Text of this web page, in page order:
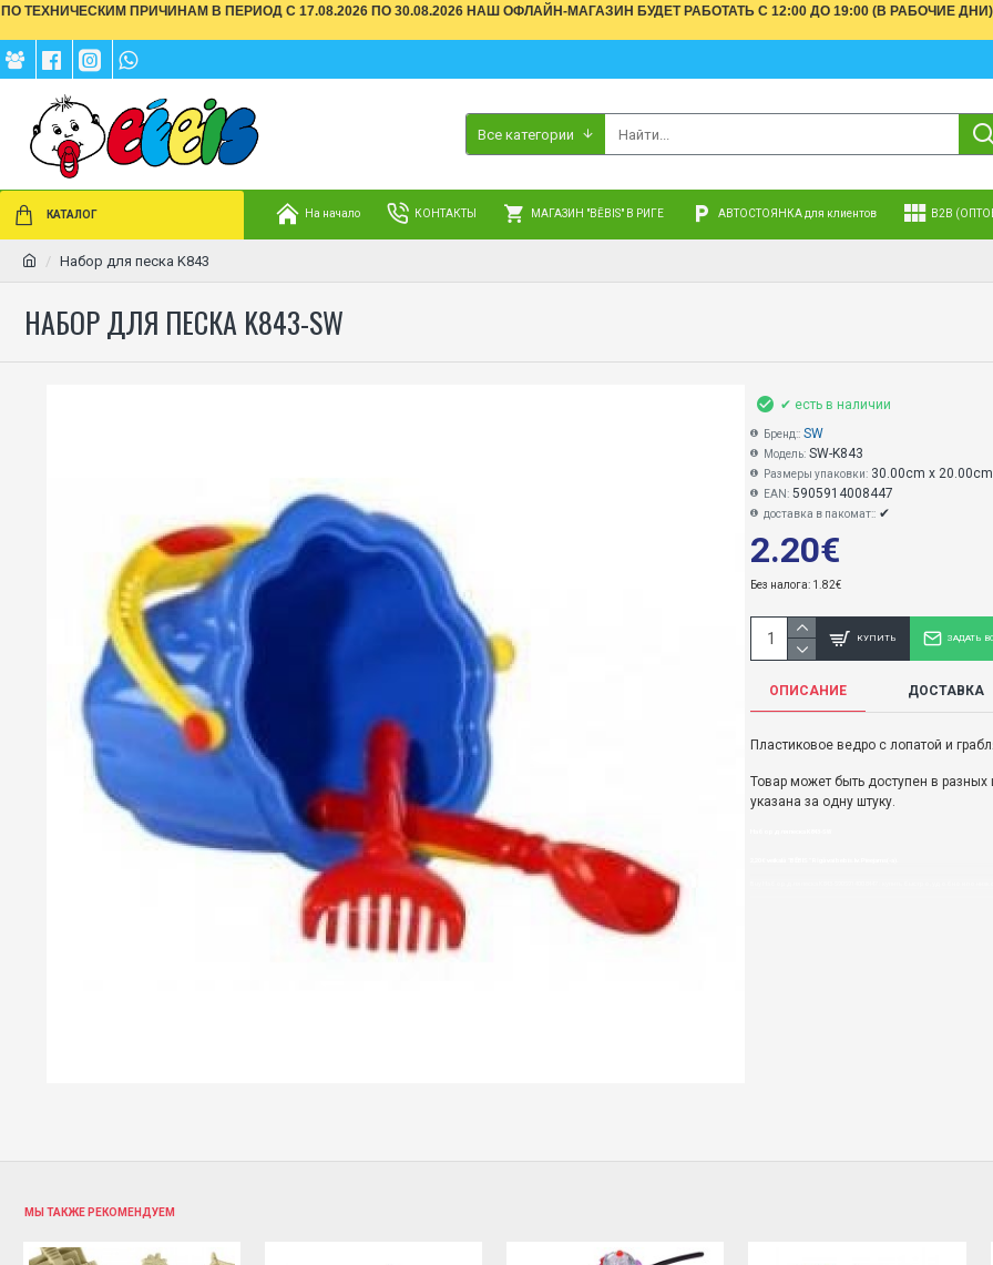
ПО ТЕХНИЧЕСКИМ ПРИЧИНАМ В ПЕРИОД С 17.08.2026 ПО 30.08.2026 НАШ ОФЛАЙН-МАГАЗИН БУДЕТ РАБОТАТЬ С 12:00 ДО 19:00 (В РАБОЧИЕ
Все категории
КАТАЛОГ На начало КОНТАКТЫ МАГАЗИН "BĒBIS" В РИГЕ АВТОСТОЯНКА для клиентов B2B
Набор для песка K843
НАБОР ДЛЯ ПЕСКА K843-SW
2.20€
Без налога: 1.82€
✔ есть в наличии
Бренд:: SW
Модель: SW-K843
Размеры упаковки: 30.00cm x
EAN: 5905914008447
доставка в пакомат:: ✔
КУПИТЬ ЗАДАТЬ
ОПИСАНИЕ ДОСТАВКА
Пластиковое ведро с лопатой и
Товар может быть доступен в
указана за одну штуку.
Buy Набор для песка K843-5905914008447 : купить быстро, удобно и по
МЫ ТАКЖЕ РЕКОМЕНДУЕМ